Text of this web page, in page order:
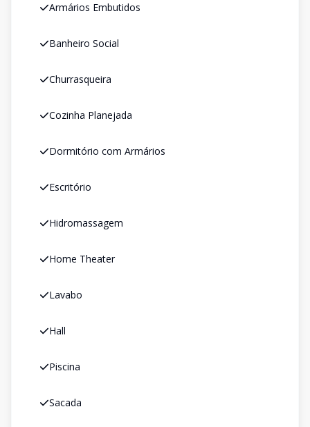
Armários Embutidos
Banheiro Social
Churrasqueira
Cozinha Planejada
Dormitório com Armários
Escritório
Hidromassagem
Home Theater
Lavabo
Hall
Piscina
Sacada